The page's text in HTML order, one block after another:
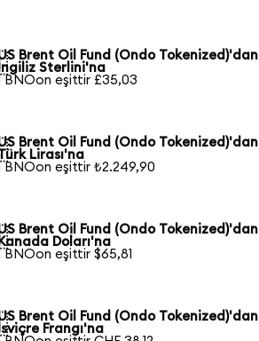
Brent Oil Fund (Ondo Tokenized)'dan
Sterlini'na
BNOon eşittir £35,03
Brent Oil Fund (Ondo Tokenized)'dan
Lirası'na
BNOon eşittir ₺2.249,90
Brent Oil Fund (Ondo Tokenized)'dan
Doları'na
BNOon eşittir $65,81
Brent Oil Fund (Ondo Tokenized)'dan
İsviçre Frangı'na